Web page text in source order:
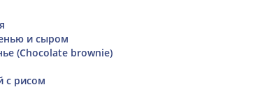
и сыром
(Chocolate brownie)
с рисом